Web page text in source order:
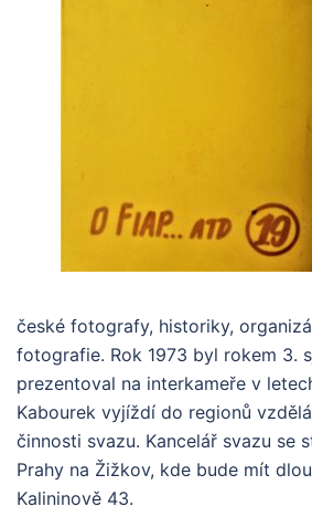
české fotografy, historiky,
fotografie. Rok 1973 byl rokem 3.
prezentoval na interkameře v
Kabourek vyjíždí do regionů
činnosti svazu. Kancelář svazu se
Prahy na Žižkov, kde bude mít
Kalininově 43.